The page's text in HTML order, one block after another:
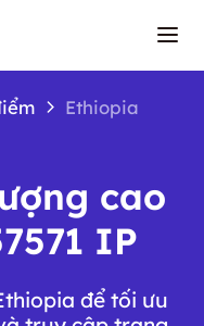
Ethiopia
cao
IP
để tối ưu